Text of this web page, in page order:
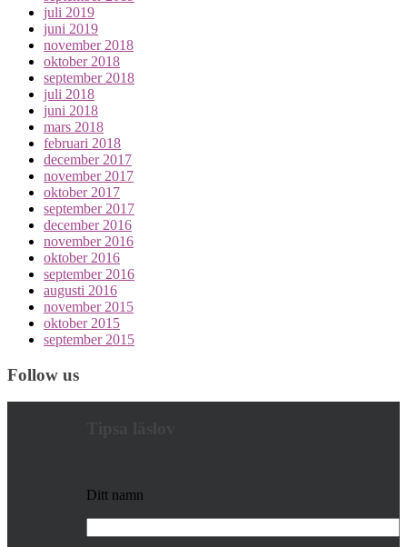
juli 2019
juni 2019
november 2018
oktober 2018
september 2018
juli 2018
juni 2018
mars 2018
februari 2018
december 2017
november 2017
oktober 2017
september 2017
december 2016
november 2016
oktober 2016
september 2016
augusti 2016
november 2015
oktober 2015
september 2015
Follow us
Ditt namn